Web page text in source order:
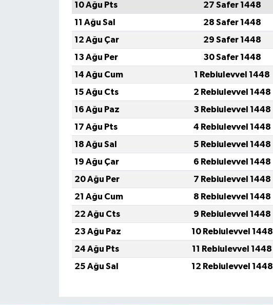
10 Ağu Pts
27 Safer 1448
11 Ağu Sal
28 Safer 1448
12 Ağu Çar
29 Safer 1448
13 Ağu Per
30 Safer 1448
14 Ağu Cum
1 Rebiulevvel 1448
15 Ağu Cts
2 Rebiulevvel 1448
16 Ağu Paz
3 Rebiulevvel 1448
17 Ağu Pts
4 Rebiulevvel 1448
18 Ağu Sal
5 Rebiulevvel 1448
19 Ağu Çar
6 Rebiulevvel 1448
20 Ağu Per
7 Rebiulevvel 1448
21 Ağu Cum
8 Rebiulevvel 1448
22 Ağu Cts
9 Rebiulevvel 1448
23 Ağu Paz
10 Rebiulevvel 1448
24 Ağu Pts
11 Rebiulevvel 1448
25 Ağu Sal
12 Rebiulevvel 1448